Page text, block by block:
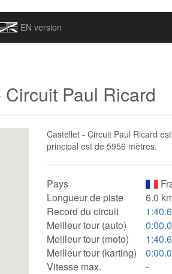
EN version
Paul Ricard
Castellet - Circuit Paul Ricard
principal est de 5956 mètres.
Pays
Longueur de piste
6.0
Record du circuit
Meilleur tour (auto)
Meilleur tour (moto)
Meilleur tour (karting)
Vitesse max.
-